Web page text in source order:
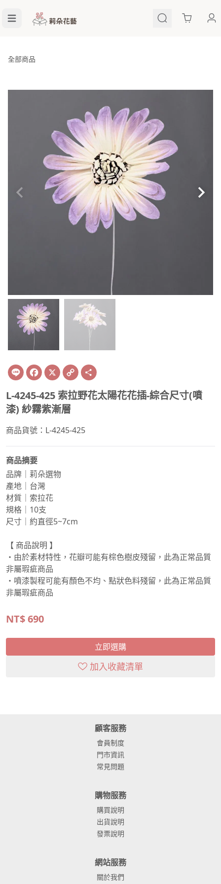
Cart
全部商品
Line Facebook
X Copy
Link
L-4245-425 索拉野花太陽花花插-綜合尺寸(噴
漆) 紗霧紫漸層
商品貨號：L-4245-425
商品摘要
品牌｜莉朵選物
產地｜台灣
材質｜索拉花
規格｜10支
尺寸｜約直徑5~7cm
【 商品說明 】
・由於素材特性，花瓣可能有棕色樹皮殘留，此為正常品質
非屬瑕疵商品
・噴漆製程可能有顏色不均、點狀色料殘留，此為正常品質
非屬瑕疵商品
NT$690
立即選購
加入收藏清單
顧客服務
會員制度
門市資訊
常見問題
購物服務
購買說明
出貨說明
發票說明
網站服務
關於我們